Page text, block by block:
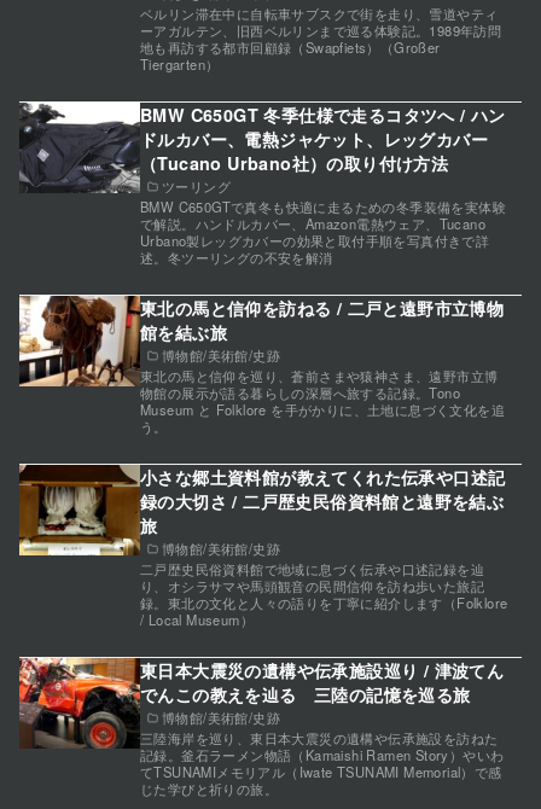
ベルリン滞在中に自転車サブスクで街を走り、雪道やティ
ーアガルテン、旧西ベルリンまで巡る体験記。1989年訪問
地も再訪する都市回顧録（Swapfiets）（Großer
Tiergarten）
ツーリング
BMW C650GT 冬季仕様で走るコタツへ / ハン
ドルカバー、電熱ジャケット、レッグカバー
（Tucano Urbano社）の取り付け方法
BMW C650GTで真冬も快適に走るための冬季装備を実体験
で解説。ハンドルカバー、Amazon電熱ウェア、Tucano
Urbano製レッグカバーの効果と取付手順を写真付きで詳
述。冬ツーリングの不安を解消
博物館/美術館/史跡
東北の馬と信仰を訪ねる / 二戸と遠野市立博物
館を結ぶ旅
東北の馬と信仰を巡り、蒼前さまや猿神さま、遠野市立博
物館の展示が語る暮らしの深層へ旅する記録。Tono
Museum と Folklore を手がかりに、土地に息づく文化を追
う。
博物館/美術館/史跡
小さな郷土資料館が教えてくれた伝承や口述記
録の大切さ / 二戸歴史民俗資料館と遠野を結ぶ
旅
二戸歴史民俗資料館で地域に息づく伝承や口述記録を辿
り、オシラサマや馬頭観音の民間信仰を訪ね歩いた旅記
録。東北の文化と人々の語りを丁寧に紹介します（Folklore
/ Local Museum）
博物館/美術館/史跡
東日本大震災の遺構や伝承施設巡り / 津波てん
でんこの教えを辿る 三陸の記憶を巡る旅
三陸海岸を巡り、東日本大震災の遺構や伝承施設を訪ねた
記録。釜石ラーメン物語（Kamaishi Ramen Story）やいわ
てTSUNAMIメモリアル（Iwate TSUNAMI Memorial）で感
じた学びと祈りの旅。